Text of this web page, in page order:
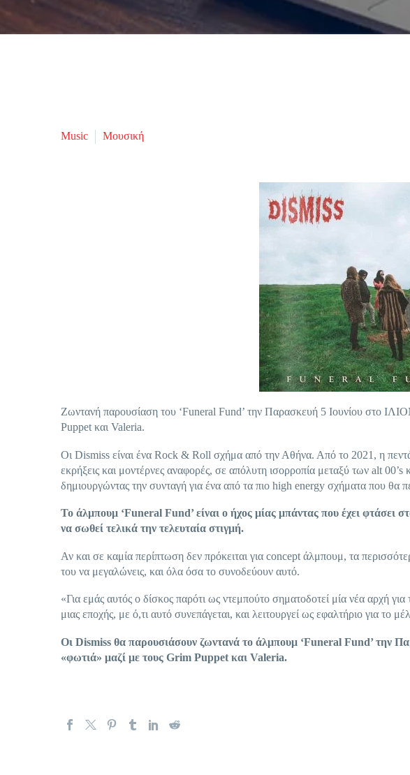
Music Μουσική
Ζωντανή παρουσίαση του ‘Funeral Fund’ την Παρασκευή 5 Ιουνίου στο
Puppet και Valeria.
Oι Dismiss είναι ένα Rock & Roll σχήμα από την Αθήνα. Από το 2021, η
εκρήξεις και μοντέρνες αναφορές, σε απόλυτη ισορροπία μεταξύ των alt
δημιουργώντας την συνταγή για ένα από τα πιο high energy σχήματα που θα
Το άλμπουμ ‘Funeral Fund’ είναι ο ήχος μίας μπάντας που έχει φτάσει
να σωθεί τελικά την τελευταία στιγμή.
Αν και σε καμία περίπτωση δεν πρόκειται για concept άλμπουμ, τα
του να μεγαλώνεις, και όλα όσα το συνοδεύουν αυτό.
«Για εμάς αυτός ο δίσκος παρότι ως ντεμπούτο σηματοδοτεί μία νέα αρχή
μιας εποχής, με ό,τι αυτό συνεπάγεται, και λειτουργεί ως εφαλτήριο για το
Οι Dismiss θα παρουσιάσουν ζωντανά το άλμπουμ ‘Funeral Fund’ την
«φωτιά» μαζί με τους Grim Puppet και Valeria.